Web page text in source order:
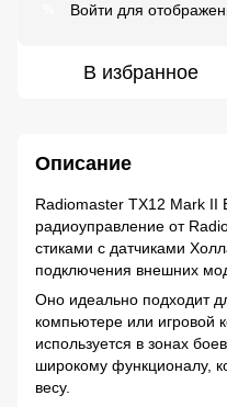
Войти для
В избранное
Описание
Radiomaster TX12 Mark II
радиоуправление от
стиками с датчиками
подключения внешних
Оно идеально подходит
компьютере или игровой
используется в зонах
широкому функционалу,
весу.